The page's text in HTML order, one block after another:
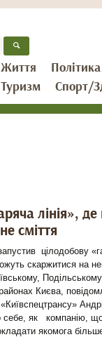
Життя
Політика
Туризм
Спорт/
лінія»,
сміття
цілодобову
скаржитися на
Києва,
«Київспецтрансу»
як компанію, що
якомога